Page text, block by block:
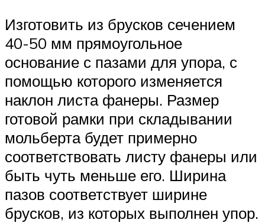
Изготовить из брусков сечением
40-50 мм прямоугольное
основание с пазами для упора, с
помощью которого изменяется
наклон листа фанеры. Размер
готовой рамки при складывании
мольберта будет примерно
соответствовать листу фанеры или
быть чуть меньше его. Ширина
пазов соответствует ширине
брусков, из которых выполнен упор.